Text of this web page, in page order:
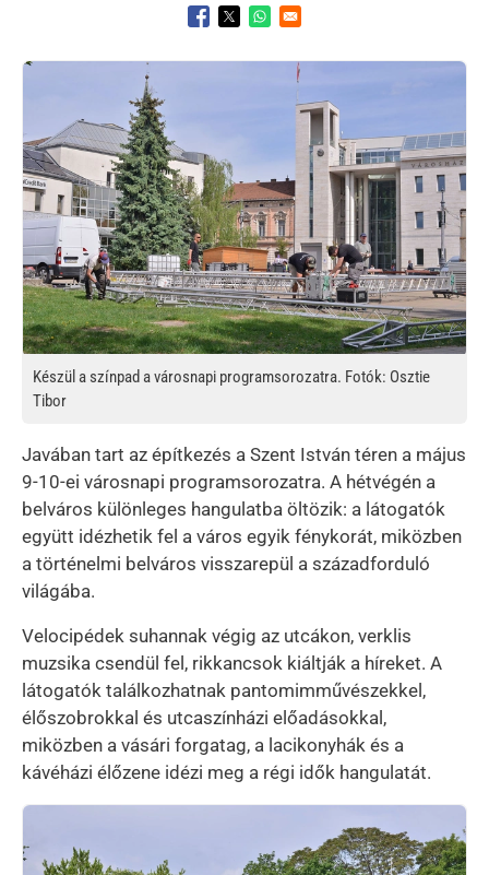
Opens in a new window
Opens in a new window
Opens in a new window
Kép
Készül a színpad a városnapi programsorozatra. Fotók: Osztie
Tibor
Javában tart az építkezés a Szent István téren a május
9-10-ei városnapi programsorozatra. A hétvégén a
belváros különleges hangulatba öltözik: a látogatók
együtt idézhetik fel a város egyik fénykorát, miközben
a történelmi belváros visszarepül a századforduló
világába.
Velocipédek suhannak végig az utcákon, verklis
muzsika csendül fel, rikkancsok kiáltják a híreket. A
látogatók találkozhatnak pantomimművészekkel,
élőszobrokkal és utcaszínházi előadásokkal,
miközben a vásári forgatag, a lacikonyhák és a
kávéházi élőzene idézi meg a régi idők hangulatát.
Kép